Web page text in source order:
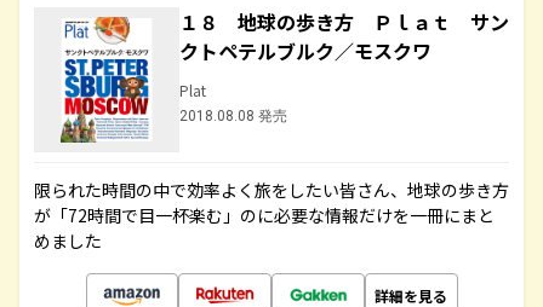
１８ 地球の歩き方 Ｐｌａｔ サン
クトペテルブルク／モスクワ
Plat
2018.08.08 発売
限られた時間の中で効率よく旅をしたい皆さん、地球の歩き方
が「72時間で目一杯楽む」のに必要な情報だけを一冊にまと
めました
詳細を見る